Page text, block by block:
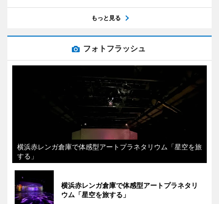
もっと見る
フォトフラッシュ
横浜赤レンガ倉庫で体感型アートプラネタリウム「星空を旅
する」
横浜赤レンガ倉庫で体感型アートプラネタリ
ウム「星空を旅する」